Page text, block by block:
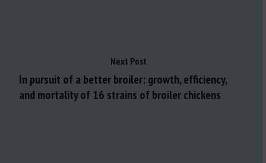
Next Post
In pursuit of a better broiler: growth, efficiency,
and mortality of 16 strains of broiler chickens